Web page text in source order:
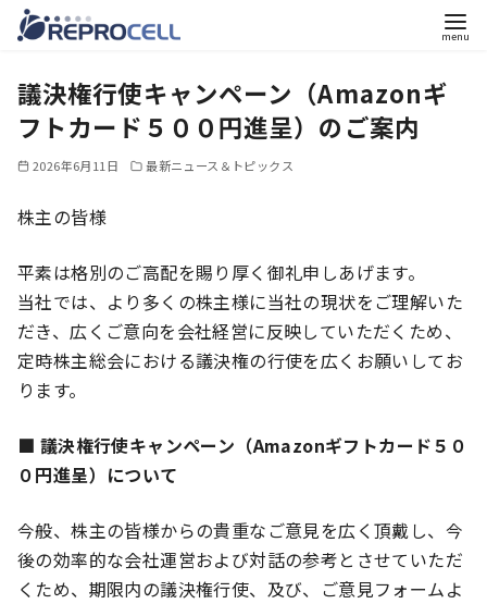
議決権行使キャンペーン（Amazonギ
フトカード５００円進呈）のご案内
2026年6月11日 最新ニュース＆トピックス
株主の皆様
平素は格別のご高配を賜り厚く御礼申しあげます。
当社では、より多くの株主様に当社の現状をご理解いた
だき、広くご意向を会社経営に反映していただくため、
定時株主総会における議決権の行使を広くお願いしてお
ります。
■ 議決権行使キャンペーン（Amazonギフトカード５０
０円進呈）について
今般、株主の皆様からの貴重なご意見を広く頂戴し、今
後の効率的な会社運営および対話の参考とさせていただ
くため、期限内の議決権行使、及び、ご意見フォームよ